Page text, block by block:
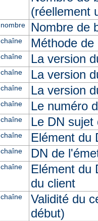
(réellement
nombre Nombre de
chaîne Méthode
chaîne La version
chaîne La version
chaîne La version
chaîne Le numéro
chaîne Le DN
chaîne Elément du
chaîne DN de
chaîne
Elément du
du client
chaîne
Validité du
début)